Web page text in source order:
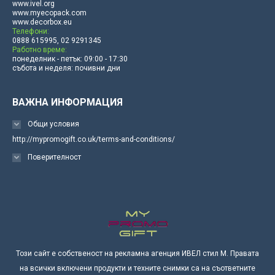
www.ivel.org
www.myecopack.com
www.decorbox.eu
Телефони:
0888 615995, 02 9291345
Работно време:
понеделник - петък: 09:00 - 17:30
събота и неделя: почивни дни
ВАЖНА ИНФОРМАЦИЯ
Общи условия
http://mypromogift.co.uk/terms-and-conditions/
Поверителност
Този сайт е собственост на рекламна агенция ИВЕЛ стил М. Правата
на всички включени продукти и техните снимки са на съответните